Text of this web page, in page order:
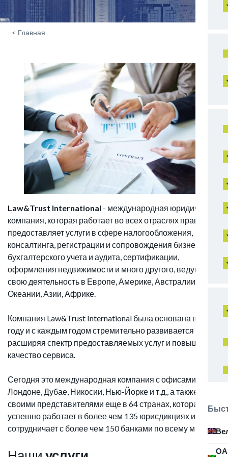
< Главная
Law&Trust International - международная юридическая
компания, которая работает во всех отраслях права и
предоставляет услуги в сфере налогообложения,
консалтинга, регистрации и сопровождения бизнеса,
бухгалтерского учета и аудита, сертификации,
оформления недвижимости и много другого, ведущая
свою деятельность в Европе, Америке, Австралии и
Океании, Азии, Африке.
Компания Law&Trust International была основана в 2003
году и с каждым годом стремительно развивается
расширяя спектр предоставляемых услуг и повышая
качество сервиса.
Сегодня это международная компания с офисами в
Лондоне, Дубае, Никосии, Нью-Йорке и т.д., а также со
своими представителями еще в 64 странах, которая
успешно работает в более чем 135 юрисдикциях и
сотрудничает с более чем 150 банками по всему миру.